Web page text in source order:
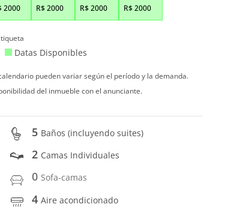
2000 R$2000 R$2000 R$2000
Datas Disponibles
pueden variar según el período y la demanda.
del inmueble con el anunciante.
5 Baños (incluyendo suites)
2 Camas Individuales
0 Sofa-camas
4Aire acondicionado